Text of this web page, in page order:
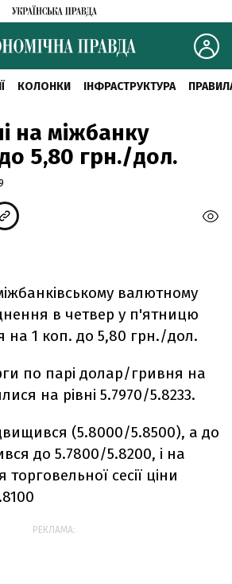
КОЛОНКИ ІНФРАСТРУКТУРА
на міжбанку
5,80 грн./дол.
валютному
в четвер у п'ятницю
на 1 коп. до 5,80 грн./дол.
по парі долар/гривня на
на рівні 5.7970/5.8233.
(5.8000/5.8500), а до
до 5.7800/5.8200, і на
сесії ціни
РЕКЛАМА: